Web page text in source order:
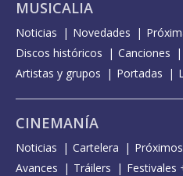
MUSICALIA
Noticias Novedades
Discos históricos
Canciones
Artistas y grupos
Portadas
CINEMANÍA
Noticias Cartelera
Avances
Tráilers
Festivales